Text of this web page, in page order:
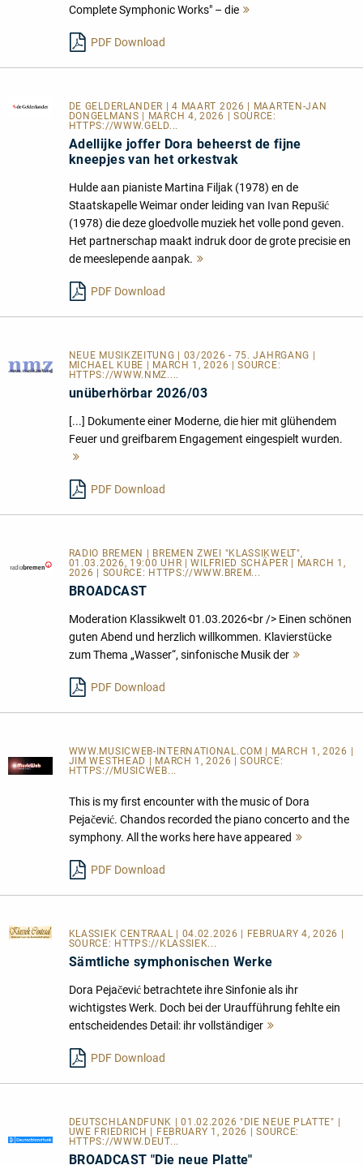
Complete Symphonic Works" – die
PDF Download
DE GELDERLANDER
| 4 MAART 2026 | MAARTEN-JAN
DONGELMANS | MARCH 4, 2026 | SOURCE:
HTTPS://WWW.GELD...
Adellijke joffer Dora beheerst de fijne
kneepjes van het orkestvak
Hulde aan pianiste Martina Filjak (1978) en de
Staatskapelle Weimar onder leiding van Ivan Repušić
(1978) die deze gloedvolle muziek het volle pond geven.
Het partnerschap maakt indruk door de grote precisie en
de meeslepende aanpak.
PDF Download
NEUE MUSIKZEITUNG | 03/2026 - 75. JAHRGANG |
MICHAEL KUBE | MARCH 1, 2026 | SOURCE:
HTTPS://WWW.NMZ....
unüberhörbar 2026/03
[...] Dokumente einer Moderne, die hier mit glühendem
Feuer und greifbarem Engagement eingespielt wurden.
PDF Download
RADIO BREMEN | BREMEN ZWEI "KLASSIKWELT",
01.03.2026, 19:00 UHR | WILFRIED SCHÄPER | MARCH 1,
2026 | SOURCE: HTTPS://WWW.BREM...
BROADCAST
Moderation Klassikwelt 01.03.2026<br /> Einen schönen
guten Abend und herzlich willkommen. Klavierstücke
zum Thema „Wasser“, sinfonische Musik der
PDF Download
WWW.MUSICWEB-INTERNATIONAL.COM | MARCH 1, 2026 |
JIM WESTHEAD | MARCH 1, 2026 | SOURCE:
HTTPS://MUSICWEB...
This is my first encounter with the music of Dora
Pejačević. Chandos recorded the piano concerto and the
symphony. All the works here have appeared
PDF Download
KLASSIEK CENTRAAL | 04.02.2026 | FEBRUARY 4, 2026 |
SOURCE: HTTPS://KLASSIEK...
Sämtliche symphonischen Werke
Dora Pejačević betrachtete ihre Sinfonie als ihr
wichtigstes Werk. Doch bei der Uraufführung fehlte ein
entscheidendes Detail: ihr vollständiger
PDF Download
DEUTSCHLANDFUNK | 01.02.2026 "DIE NEUE PLATTE" |
UWE FRIEDRICH | FEBRUARY 1, 2026 | SOURCE:
HTTPS://WWW.DEUT...
BROADCAST "Die neue Platte"